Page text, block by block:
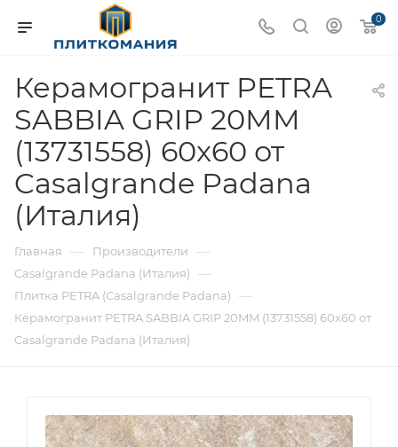
0
Керамогранит PETRA
SABBIA GRIP 20MM
(13731558) 60x60 от
Casalgrande Padana
(Италия)
Главная — Производители —
Casalgrande Padana (Италия) —
Плитка PETRA (Casalgrande Padana) —
Керамогранит PETRA SABBIA GRIP 20MM (13731558) 60x60 от
Casalgrande Padana (Италия)